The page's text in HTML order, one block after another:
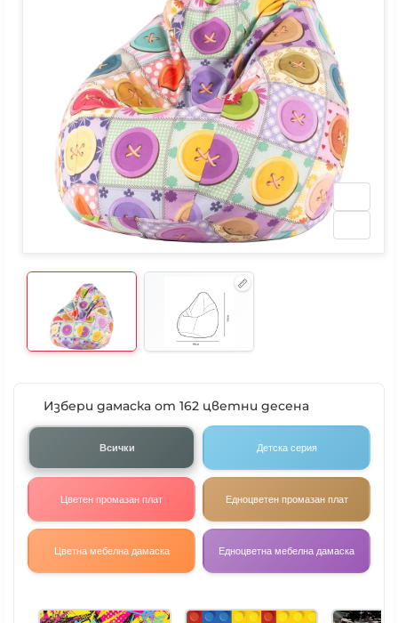
Избери дамаска от 162 цветни десена
Всички Детска серия
Цветен промазан плат Едноцветен промазан плат
Цветна мебелна дамаска Едноцветна мебелна дамаска